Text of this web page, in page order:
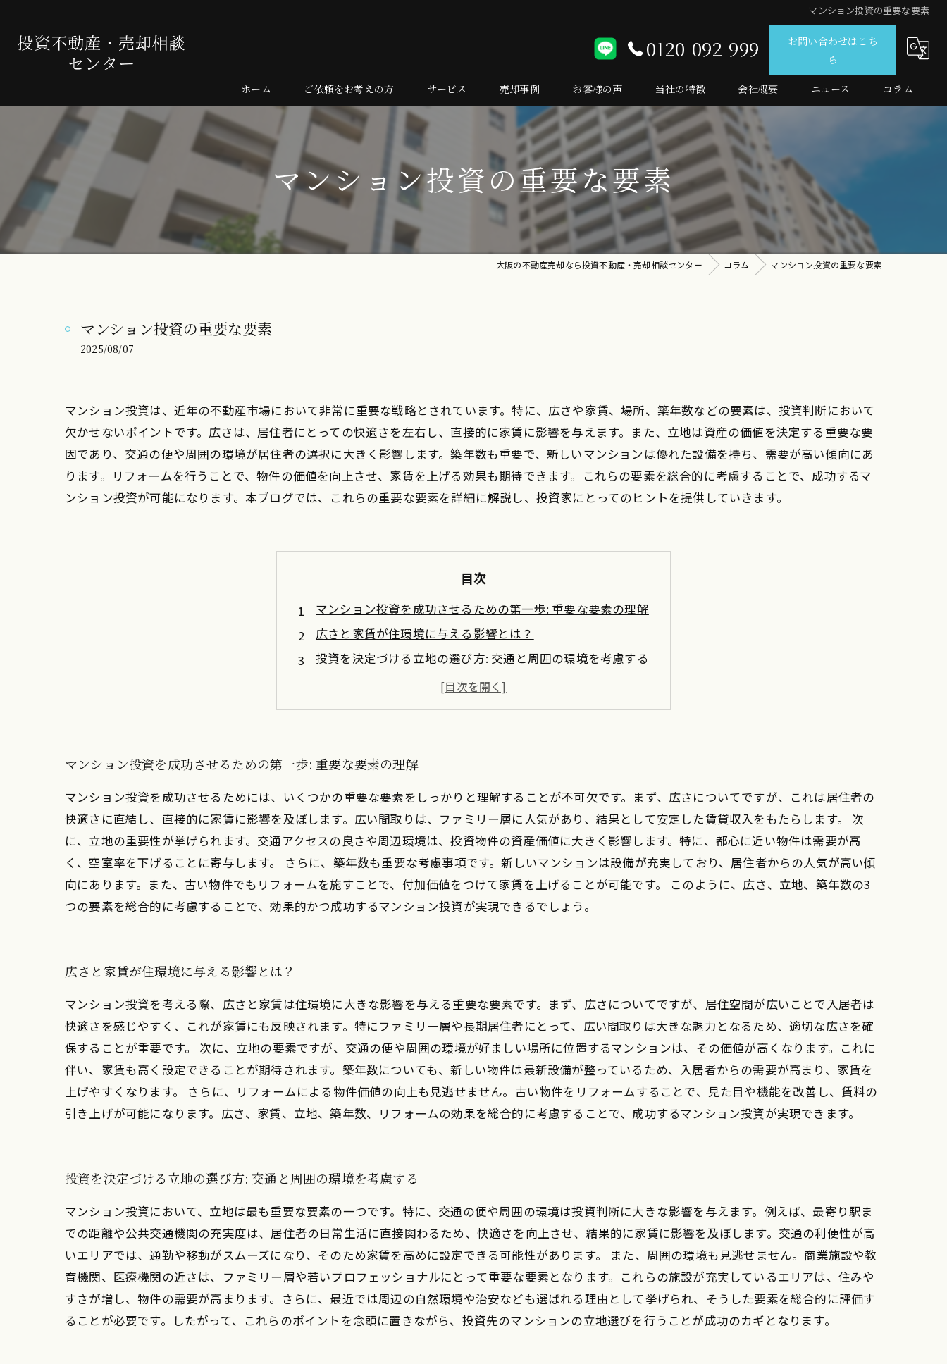
マンション投資の重要な要素
0120-092-999
お問い合わせはこち
ら
ホーム ご依頼をお考えの方
売却の流れ
よくある質問
サービス 売却事例 お客様の声 当社の特徴
仲介
査定
売買
マンション
投資
会社概要 ニュース コラム
マンション投資の重要な要素
大阪の不動産売却なら投資不動産・売却相談センター コラム マンション投資の重要な要素
マンション投資の重要な要素
2025/08/07
マンション投資は、近年の不動産市場において非常に重要な戦略とされています。特に、広さや家賃、場所、築年数などの要素は、投資判断において
欠かせないポイントです。広さは、居住者にとっての快適さを左右し、直接的に家賃に影響を与えます。また、立地は資産の価値を決定する重要な要
因であり、交通の便や周囲の環境が居住者の選択に大きく影響します。築年数も重要で、新しいマンションは優れた設備を持ち、需要が高い傾向にあ
ります。リフォームを行うことで、物件の価値を向上させ、家賃を上げる効果も期待できます。これらの要素を総合的に考慮することで、成功するマ
ンション投資が可能になります。本ブログでは、これらの重要な要素を詳細に解説し、投資家にとってのヒントを提供していきます。
目次
マンション投資を成功させるための第一歩: 重要な要素の理解
広さと家賃が住環境に与える影響とは？
投資を決定づける立地の選び方: 交通と周囲の環境を考慮する
築年数の重要性: 新しいマンションがもたらす価値とは
総合的な投資判断: 成功するマンション投資のポイント
マンション投資を成功させるための第一歩: 重要な要素の理解
マンション投資を成功させるためには、いくつかの重要な要素をしっかりと理解することが不可欠です。まず、広さについてですが、これは居住者の
快適さに直結し、直接的に家賃に影響を及ぼします。広い間取りは、ファミリー層に人気があり、結果として安定した賃貸収入をもたらします。 次
に、立地の重要性が挙げられます。交通アクセスの良さや周辺環境は、投資物件の資産価値に大きく影響します。特に、都心に近い物件は需要が高
く、空室率を下げることに寄与します。 さらに、築年数も重要な考慮事項です。新しいマンションは設備が充実しており、居住者からの人気が高い傾
向にあります。また、古い物件でもリフォームを施すことで、付加価値をつけて家賃を上げることが可能です。 このように、広さ、立地、築年数の3
つの要素を総合的に考慮することで、効果的かつ成功するマンション投資が実現できるでしょう。
広さと家賃が住環境に与える影響とは？
マンション投資を考える際、広さと家賃は住環境に大きな影響を与える重要な要素です。まず、広さについてですが、居住空間が広いことで入居者は
快適さを感じやすく、これが家賃にも反映されます。特にファミリー層や長期居住者にとって、広い間取りは大きな魅力となるため、適切な広さを確
保することが重要です。 次に、立地の要素ですが、交通の便や周囲の環境が好ましい場所に位置するマンションは、その価値が高くなります。これに
伴い、家賃も高く設定できることが期待されます。築年数についても、新しい物件は最新設備が整っているため、入居者からの需要が高まり、家賃を
上げやすくなります。 さらに、リフォームによる物件価値の向上も見逃せません。古い物件をリフォームすることで、見た目や機能を改善し、賃料の
引き上げが可能になります。広さ、家賃、立地、築年数、リフォームの効果を総合的に考慮することで、成功するマンション投資が実現できます。
投資を決定づける立地の選び方: 交通と周囲の環境を考慮する
マンション投資において、立地は最も重要な要素の一つです。特に、交通の便や周囲の環境は投資判断に大きな影響を与えます。例えば、最寄り駅ま
での距離や公共交通機関の充実度は、居住者の日常生活に直接関わるため、快適さを向上させ、結果的に家賃に影響を及ぼします。交通の利便性が高
いエリアでは、通勤や移動がスムーズになり、そのため家賃を高めに設定できる可能性があります。 また、周囲の環境も見逃せません。商業施設や教
育機関、医療機関の近さは、ファミリー層や若いプロフェッショナルにとって重要な要素となります。これらの施設が充実しているエリアは、住みや
すさが増し、物件の需要が高まります。さらに、最近では周辺の自然環境や治安なども選ばれる理由として挙げられ、そうした要素を総合的に評価す
ることが必要です。したがって、これらのポイントを念頭に置きながら、投資先のマンションの立地選びを行うことが成功のカギとなります。